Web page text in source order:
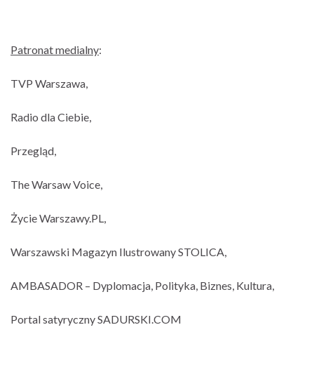
Patronat medialny:
TVP Warszawa,
Radio dla Ciebie,
Przegląd,
The Warsaw Voice,
Życie Warszawy.PL,
Warszawski Magazyn Ilustrowany STOLICA,
AMBASADOR – Dyplomacja, Polityka, Biznes, Kultura,
Portal satyryczny SADURSKI.COM